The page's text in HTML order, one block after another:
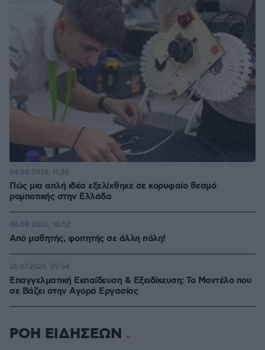
Πώς μια απλή ιδέα εξελίχθηκε σε κορυφαίο θεσμό
ρομποτικής στην Ελλάδα
04.08.2026, 11:20
Από μαθητής, φοιτητής σε άλλη πόλη!
06.08.2026, 10:52
Επαγγελματική Εκπαίδευση & Εξειδίκευση: Το Mοντέλο που
σε Bάζει στην Aγορά Eργασίας
26.07.2026, 09:54
ΡΟΗ ΕΙΔΗΣΕΩΝ